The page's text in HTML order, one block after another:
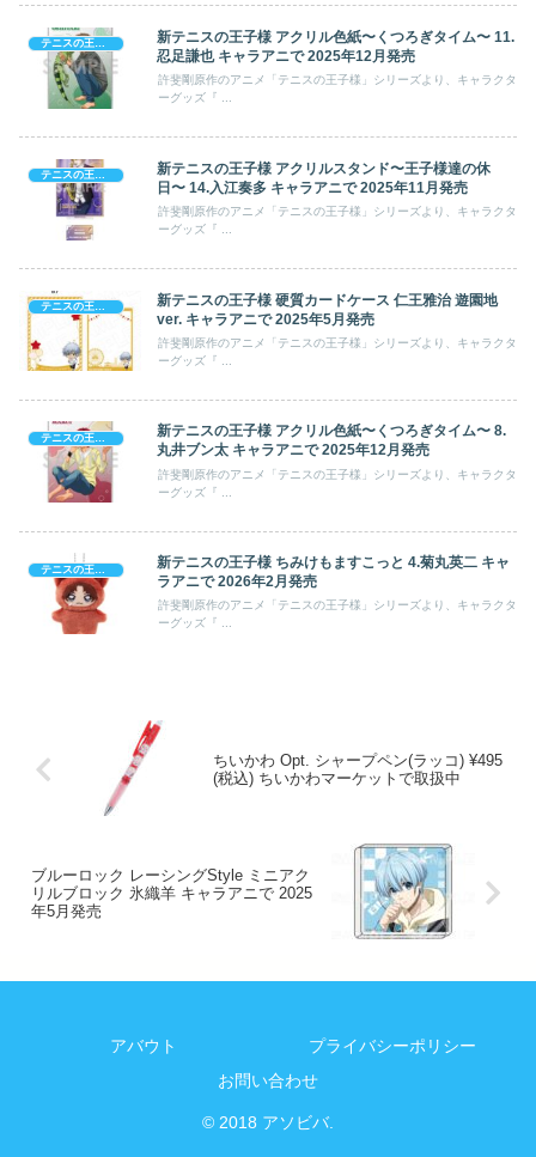
テニスの王子様
新テニスの王子様 アクリル色紙〜くつろぎタイム〜 11.
忍足謙也 キャラアニで 2025年12月発売
許斐剛原作のアニメ「テニスの王子様」シリーズより、キャラクタ
新テニスの王子様 アクリルスタンド〜王子様達の休
日〜 14.入江奏多 キャラアニで 2025年11月発売
許斐剛原作のアニメ「テニスの王子様」シリーズより、キャラクタ
新テニスの王子様 硬質カードケース 仁王雅治 遊園地
ver. キャラアニで 2025年5月発売
許斐剛原作のアニメ「テニスの王子様」シリーズより、キャラクタ
新テニスの王子様 アクリル色紙〜くつろぎタイム〜 8.
丸井ブン太 キャラアニで 2025年12月発売
許斐剛原作のアニメ「テニスの王子様」シリーズより、キャラクタ
新テニスの王子様 ちみけもますこっと 4.菊丸英二 キャ
ラアニで 2026年2月発売
許斐剛原作のアニメ「テニスの王子様」シリーズより、キャラクタ
ーグッズ『 ...
ちいかわ Opt. シャープペン(ラッコ) ¥495
(税込) ちいかわマーケットで取扱中
ブルーロック レーシングStyle ミニアク
リルブロック 氷織羊 キャラアニで 2025
年5月発売
アバウト
プライバシーポリシー
お問い合わせ
© 2018 アソビバ.